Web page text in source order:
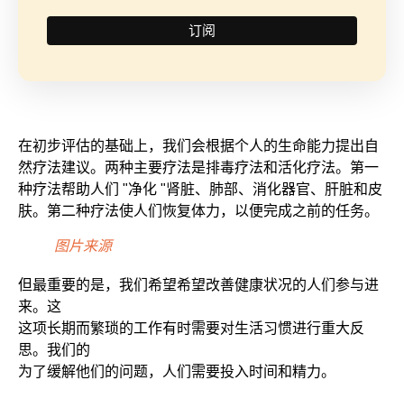
在初步评估的基础上，我们会根据个人的生命能力提出自
然疗法建议。两种主要疗法是排毒疗法和活化疗法。第一
种疗法帮助人们 "净化 "肾脏、肺部、消化器官、肝脏和皮
肤。第二种疗法使人们恢复体力，以便完成之前的任务。
图片来源
但最重要的是，我们希望希望改善健康状况的人们参与进
来。这
这项长期而繁琐的工作有时需要对生活习惯进行重大反
思。我们的
为了缓解他们的问题，人们需要投入时间和精力。